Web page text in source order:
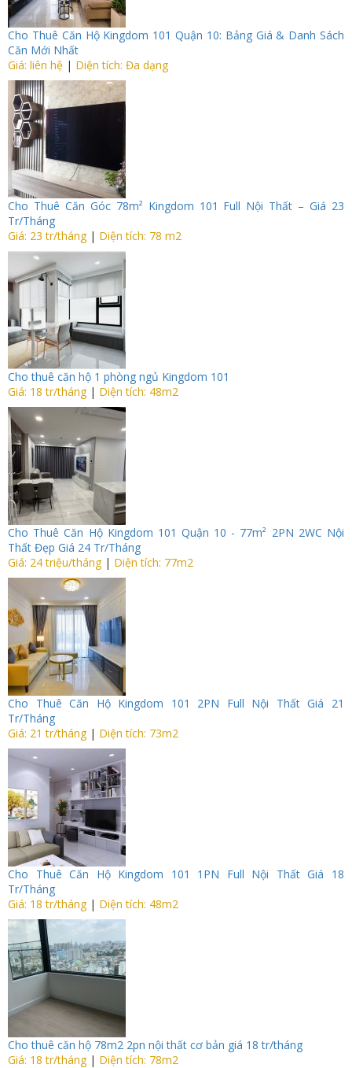
Cho Thuê Căn Hộ Kingdom 101 Quận 10: Bảng Giá & Danh Sách
Căn Mới Nhất
Giá: liên hệ | Diện tích: Đa dạng
Cho Thuê Căn Góc 78m² Kingdom 101 Full Nội Thất – Giá 23
Tr/Tháng
Giá: 23 tr/tháng | Diện tích: 78 m2
Cho thuê căn hộ 1 phòng ngủ Kingdom 101
Giá: 18 tr/tháng | Diện tích: 48m2
Cho Thuê Căn Hộ Kingdom 101 Quận 10 - 77m² 2PN 2WC Nội
Thất Đẹp Giá 24 Tr/Tháng
Giá: 24 triệu/tháng | Diện tích: 77m2
Cho Thuê Căn Hộ Kingdom 101 2PN Full Nội Thất Giá 21
Tr/Tháng
Giá: 21 tr/tháng | Diện tích: 73m2
Cho Thuê Căn Hộ Kingdom 101 1PN Full Nội Thất Giá 18
Tr/Tháng
Giá: 18 tr/tháng | Diện tích: 48m2
Cho thuê căn hộ 78m2 2pn nội thất cơ bản giá 18 tr/tháng
Giá: 18 tr/tháng | Diện tích: 78m2